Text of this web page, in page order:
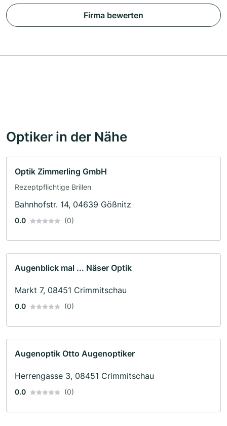
Firma bewerten
Optiker in der Nähe
Optik Zimmerling GmbH
Rezeptpflichtige Brillen
Bahnhofstr. 14, 04639 Gößnitz
0.0 (0)
Augenblick mal ... Näser Optik
Markt 7, 08451 Crimmitschau
0.0 (0)
Augenoptik Otto Augenoptiker
Herrengasse 3, 08451 Crimmitschau
0.0 (0)